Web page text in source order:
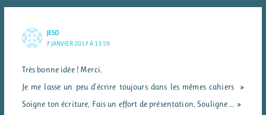
JESO
7 JANVIER 2017 À 13:59
Très bonne idée ! Merci.
Je me lasse un peu d’écrire toujours dans les mêmes cahiers »
Soigne ton écriture, Fais un effort de présentation, Souligne … »